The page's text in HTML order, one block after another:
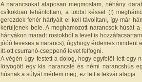
A narancsokat alaposan megmostam, néhány
csíkokban lehántottam, a többit késsel (!)
gerezdek fehér hártyáit el kell távolítani, így már
kerüljenek bele. A meghámozott narancsok húsát
hártyákon maradt rostokból a levet is
jóóó leveses a narancs), úgyhogy érdemes mindent
itt-ott csurranó-cseppenő levet felfogni.
A végén úgy festett a dolog, hogy egyfelől lett egy
lötyögött egy kis narancslé és némi narancshús
húsnak a súlyát mértem meg, ez lett a lekvár alapja.